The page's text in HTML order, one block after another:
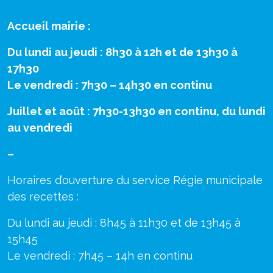
Accueil mairie :
Du lundi au jeudi : 8h30 à 12h et de 13h30 à
17h30
Le vendredi : 7h30 – 14h30 en continu
Juillet et août : 7h30-13h30 en continu, du lundi
au vendredi
–
Horaires d’ouverture du service Régie municipale
des recettes :
Du lundi au jeudi : 8h45 à 11h30 et de 13h45 à
15h45
Le vendredi : 7h45 – 14h en continu